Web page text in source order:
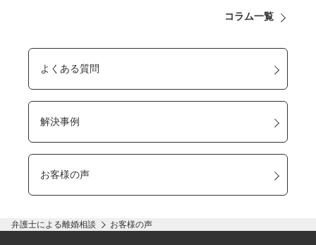
コラム一覧
よくある質問
解決事例
お客様の声
弁護士による離婚相談 お客様の声